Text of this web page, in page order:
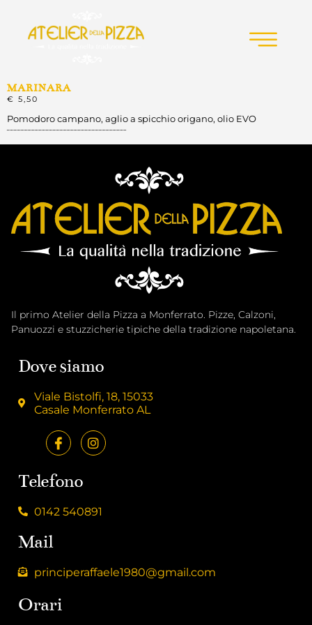
MARINARA
€ 5,50
Pomodoro campano, aglio a spicchio origano, olio EVO
Il primo Atelier della Pizza a Monferrato. Pizze, Calzoni,
Panuozzi e stuzzicherie tipiche della tradizione napoletana.
Dove siamo
Viale Bistolfi, 18, 15033
Casale Monferrato AL
Telefono
0142 540891
Mail
principeraffaele1980@gmail.com
Orari